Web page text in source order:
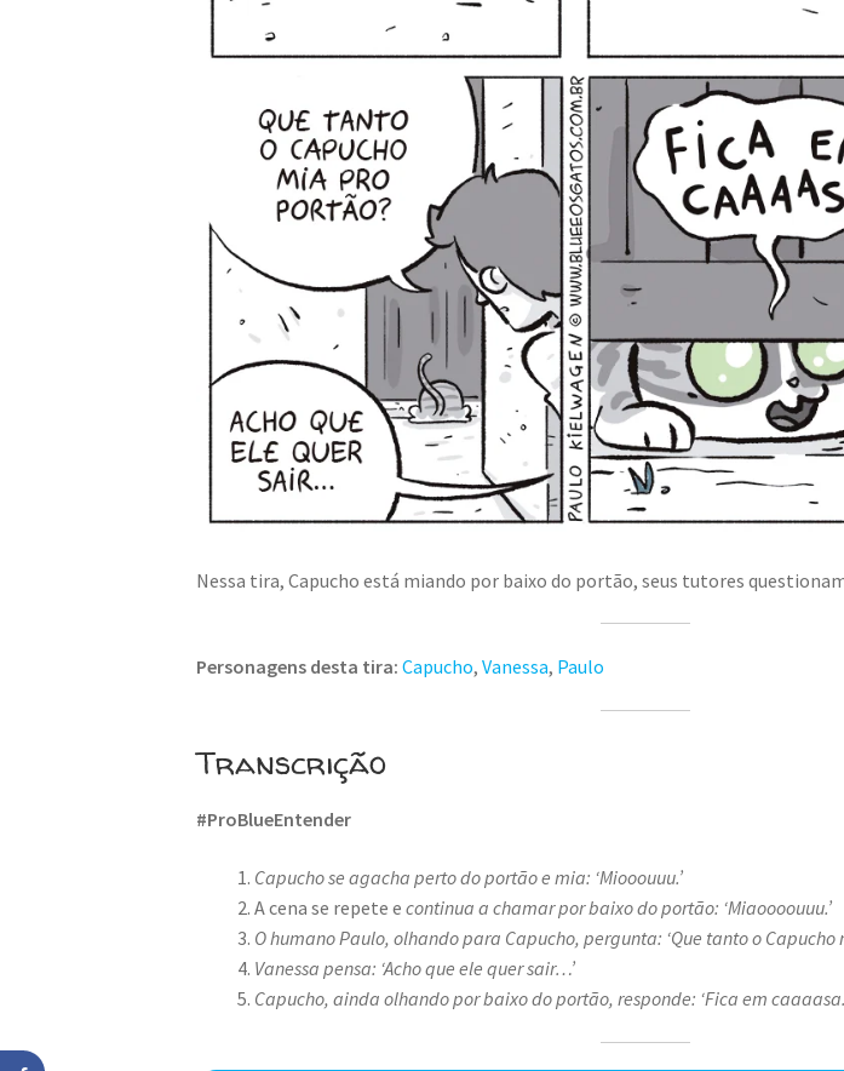
Nessa tira, Capucho está miando por baixo do portão, seus tutores
Personagens desta tira: Capucho,Vanessa, Paulo
Transcrição
#ProBlueEntender
Capucho se agacha perto do portão e mia: ‘Miooouuu.’
A cena se repete e continua a chamar por baixo do portão: ‘Miaoooouuu.’
O humano Paulo, olhando para Capucho, pergunta: ‘Que tanto o Capucho
Vanessa pensa: ‘Acho que ele quer sair…’
Capucho, ainda olhando por baixo do portão, responde: ‘Fica em